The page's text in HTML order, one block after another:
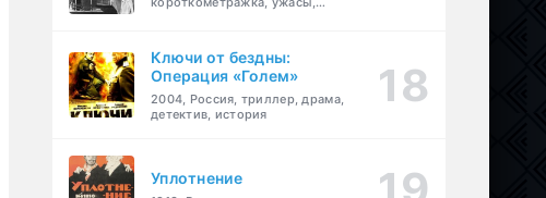
Ключи от бездны:
Операция «Голем»
2004, Россия, триллер, драма,
детектив, история
Уплотнение